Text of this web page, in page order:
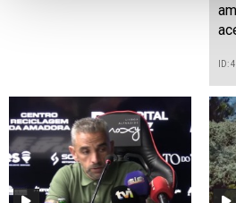
ID: